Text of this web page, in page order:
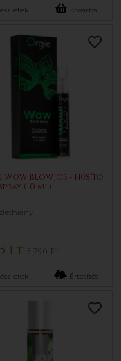
Kosárba
Wow Blowjob - hűsítő
(10 ml)
Ft5 790 Ft
Értesítés